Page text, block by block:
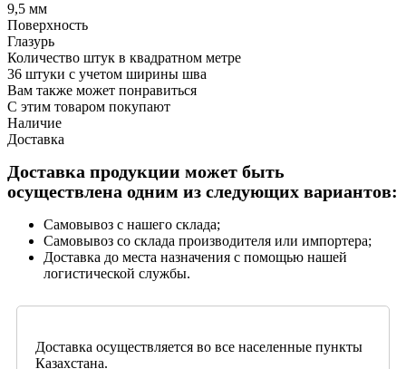
9,5 мм
Поверхность
Глазурь
Количество штук в квадратном метре
36 штуки с учетом ширины шва
Вам также может понравиться
С этим товаром покупают
Наличие
Доставка
Доставка продукции может быть
осуществлена одним из следующих вариантов:
Самовывоз с нашего склада;
Самовывоз со склада производителя или импортера;
Доставка до места назначения с помощью нашей
логистической службы.
Доставка осуществляется во все населенные пункты
Казахстана.